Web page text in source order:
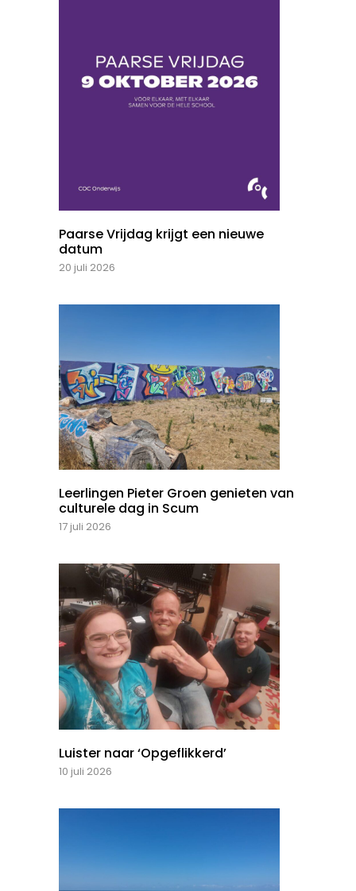
Paarse Vrijdag krijgt een nieuwe
datum
20 juli 2026
Leerlingen Pieter Groen genieten van
culturele dag in Scum
17 juli 2026
Luister naar ‘Opgeflikkerd’
10 juli 2026